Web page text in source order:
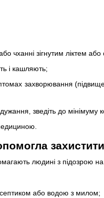
чханні зігнутим ліктем
і кашляють;
захворювання
зведіть до мінімуму
людині з підозрою на
або водою з милом;